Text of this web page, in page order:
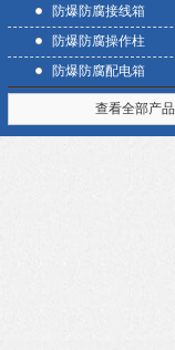
防爆防腐接线箱
防爆防腐操作柱
防爆防腐配电箱
查看全部产品